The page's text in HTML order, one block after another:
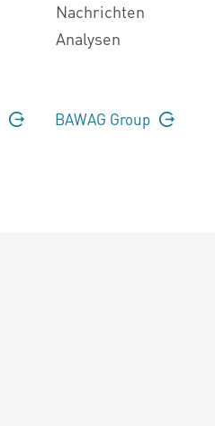
Nachrichten
Analysen
BAWAG Group